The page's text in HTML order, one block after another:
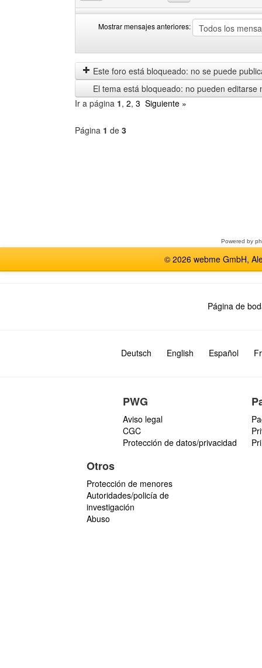
Mostrar mensajes anteriores:
mensajes
anteriores
by
Este foro está bloqueado: no se puede
El tema está bloqueado: no pueden editarse
Ir a página 1, 2, 3 Siguiente »
Página 1 de 3
Powered by
© 2026 webme GmbH,
Página de
Deutsch English Español
PWG
Aviso legal
CGC
Protección de datos/privacidad
Otros
Protección de menores
Autoridades/policía de
investigación
Abuso